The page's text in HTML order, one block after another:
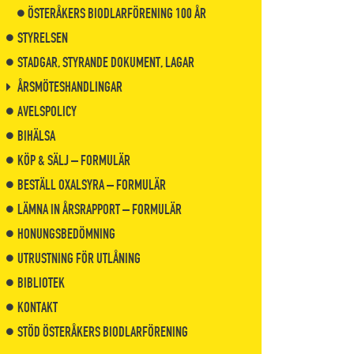
ÖSTERÅKERS BIODLARFÖRENING 100 ÅR
STYRELSEN
STADGAR, STYRANDE DOKUMENT, LAGAR
ÅRSMÖTESHANDLINGAR
AVELSPOLICY
BIHÄLSA
KÖP & SÄLJ – FORMULÄR
BESTÄLL OXALSYRA – FORMULÄR
LÄMNA IN ÅRSRAPPORT – FORMULÄR
HONUNGSBEDÖMNING
UTRUSTNING FÖR UTLÅNING
BIBLIOTEK
KONTAKT
STÖD ÖSTERÅKERS BIODLARFÖRENING